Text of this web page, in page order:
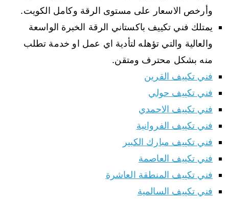
وأرخص الاسعار على مستوى الرقة وكامل الكويت.
يمتلك فني تكييف باكستاني الرقة الخبرة الواسعة
والعالية والتي تؤهله لتأدية اي عمل او خدمة تطلب
منه بشكل محترف ومتقن.
فني تكييف القرين
فني تكييف حولي
فني تكييف الاحمدي
فني تكييف الفروانية
فني تكييف مبارك الكبير
فني تكييف العاصمة
فني تكييف المنطقة العاشرة
فني تكييف السالمية